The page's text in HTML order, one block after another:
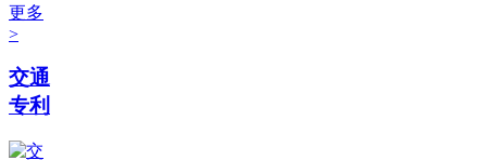
更多
>
交通
专利